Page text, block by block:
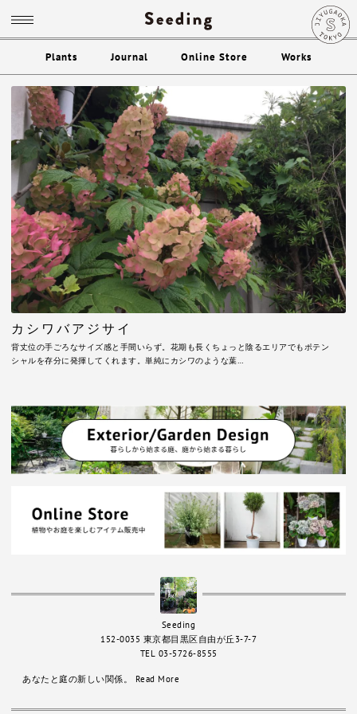
Plants Journal Online Store Works
カシワバアジサイ
背丈位の手ごろなサイズ感と手間いらず。花期も長くちょっと陰るエリアでもポテン
シャルを存分に発揮してくれます。単純にカシワのような葉…
あなたと庭の新しい関係。 Read More
Seeding
152-0035 東京都目黒区自由が丘3-7-7
TEL 03-5726-8555